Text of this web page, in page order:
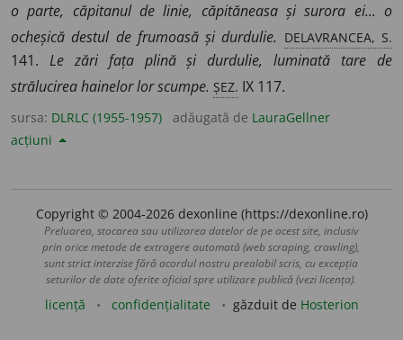
o parte, căpitanul de linie, căpităneasa și surora ei... o
ocheșică destul de frumoasă și durdulie. DELAVRANCEA, S.
141. Le zări fața plină și durdulie, luminată tare de
strălucirea hainelor lor scumpe. ȘEZ. IX 117.
sursa: DLRLC (1955-1957) adăugată de LauraGellner
acțiuni
Copyright © 2004-2026 dexonline (https://dexonline.ro)
Preluarea, stocarea sau utilizarea datelor de pe acest site, inclusiv
prin orice metode de extragere automată (web scraping, crawling),
sunt strict interzise fără acordul nostru prealabil scris, cu excepția
seturilor de date oferite oficial spre utilizare publică (vezi licența).
licență confidențialitate găzduit de Hosterion